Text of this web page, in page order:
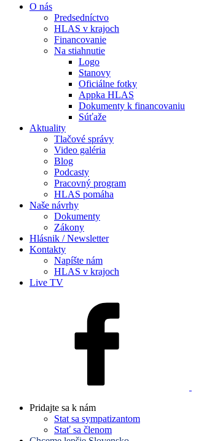
O nás
Predsedníctvo
HLAS v krajoch
Financovanie
Na stiahnutie
Logo
Stanovy
Oficiálne fotky
Appka HLAS
Dokumenty k financovaniu
Súťaže
Aktuality
Tlačové správy
Video galéria
Blog
Podcasty
Pracovný program
HLAS pomáha
Naše návrhy
Dokumenty
Zákony
Hlásnik / Newsletter
Kontakty
Napíšte nám
HLAS v krajoch
Live TV
Pridajte sa k nám
Stat sa sympatizantom
Stať sa členom